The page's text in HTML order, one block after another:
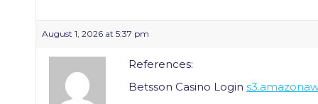
August 1, 2026 at 5:37 pm
References:
Betsson Casino Login